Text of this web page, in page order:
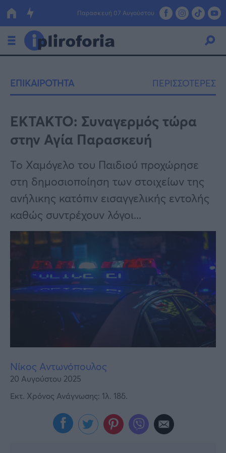
Παρασκευή 07 Αυγούστου
Οικονομία
Πολιτική
Τράπεζες
Επιδοτήσεις
ΕΣΠΑ
Κόσμος
Lifestyle
Αθλητικά
Υγεία
Καιρός
ΕΠΙΚΑΙΡΟΤΗΤΑ ΠΕΡΙΣΣΟΤΕΡΕΣ
ΕΚΤΑΚΤΟ: Συναγερμός τώρα
στην Αγία Παρασκευή
Το Χαμόγελο του Παιδιού προχώρησε
στη δημοσιοποίηση των στοιχείων της
ανήλικης κατόπιν εισαγγελικής εντολής
καθώς συντρέχουν λόγοι...
Νίκος Αντωνόπουλος
20 Αυγούστου 2025
Εκτ. Χρόνος Ανάγνωσης: 1λ. 18δ.